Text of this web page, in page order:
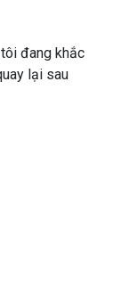
đang khắc
lại sau